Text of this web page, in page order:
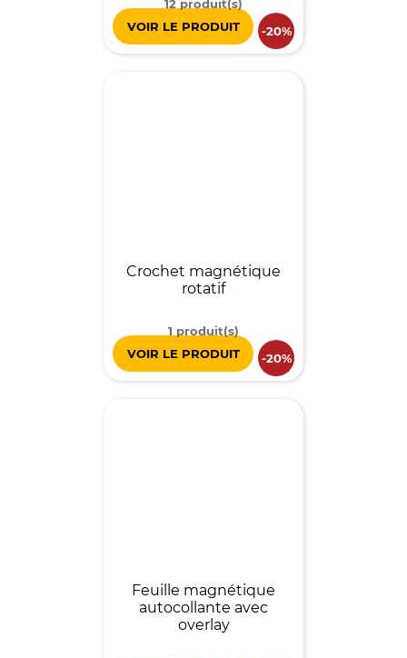
12 produit(s)
VOIR LE PRODUIT
-20%
Crochet magnétique
rotatif
1 produit(s)
VOIR LE PRODUIT
-20%
Feuille magnétique
autocollante avec
overlay